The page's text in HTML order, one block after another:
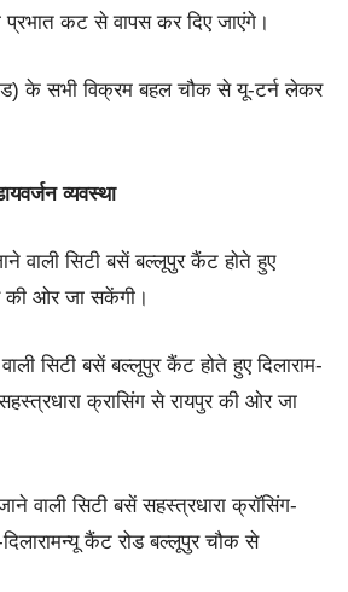
कट से वापस कर दिए जाएंगे।
के सभी विक्रम बहल चौक से यू-टर्न लेकर
व्यवस्था
वाली सिटी बसें बल्लूपुर कैंट होते हुए
की ओर जा सकेंगी।
सिटी बसें बल्लूपुर कैंट होते हुए दिलाराम-
क्रासिंग से रायपुर की ओर जा
वाली सिटी बसें सहस्त्रधारा क्रॉसिंग-
कैंट रोड बल्लूपुर चौक से